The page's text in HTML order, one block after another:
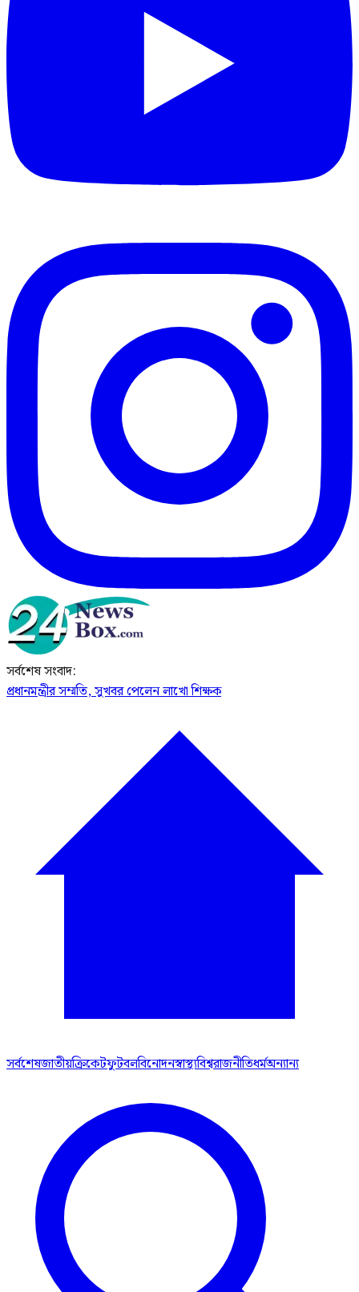
সর্বশেষ সংবাদ:
প্রধানমন্ত্রীর সম্মতি, সুখবর পেলেন লাখো শিক্ষক
সর্বশেষজাতীয়ক্রিকেটফুটবলবিনোদনস্বাস্থ্যবিশ্বরাজনীতিধর্মঅন্যান্য